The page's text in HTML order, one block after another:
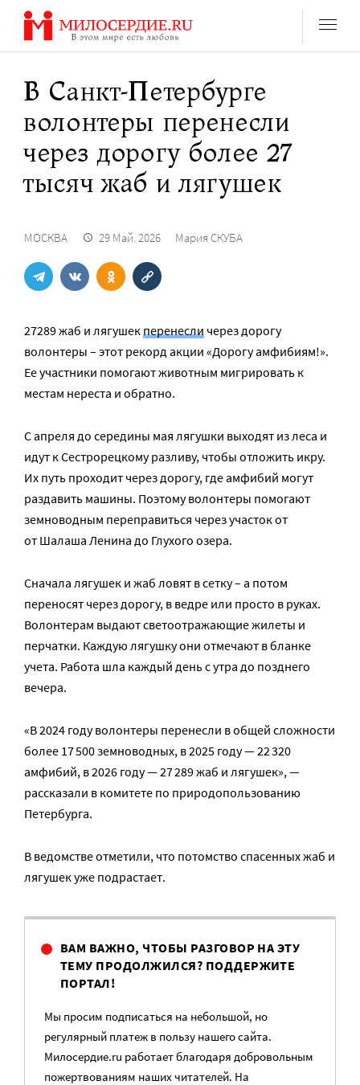
Перейти
содержанию
В Санкт-Петербурге
волонтеры перенесли
через дорогу более 27
тысяч жаб и лягушек
МОСКВА 29 Май. 2026 Мария СКУБА
27289 жаб и лягушекперенесли через дорогу
волонтеры – этот рекорд акции «Дорогу амфибиям!».
Ее участники помогают животным мигрировать к
местам нереста и обратно.
С апреля до середины мая лягушки выходят из леса и
идут к Сестрорецкому разливу, чтобы отложить икру.
Их путь проходит через дорогу, где амфибий могут
раздавить машины. Поэтому волонтеры помогают
земноводным переправиться через участок от
от Шалаша Ленина до Глухого озера.
Сначала лягушек и жаб ловят в сетку – а потом
переносят через дорогу, в ведре или просто в руках.
Волонтерам выдают светоотражающие жилеты и
перчатки. Каждую лягушку они отмечают в бланке
учета. Работа шла каждый день с утра до позднего
вечера.
«В 2024 году волонтеры перенесли в общей сложности
более 17 500 земноводных, в 2025 году — 22 320
амфибий, в 2026 году — 27 289 жаб и лягушек», —
рассказали в комитете по природопользованию
Петербурга.
В ведомстве отметили, что потомство спасенных жаб и
лягушек уже подрастает.
ВАМ ВАЖНО, ЧТОБЫ РАЗГОВОР НА ЭТУ
ТЕМУ ПРОДОЛЖИЛСЯ? ПОДДЕРЖИТЕ
ПОРТАЛ!
Мы просим подписаться на небольшой, но
регулярный платеж в пользу нашего сайта.
Милосердие.ru работает благодаря добровольным
пожертвованиям наших читателей. На